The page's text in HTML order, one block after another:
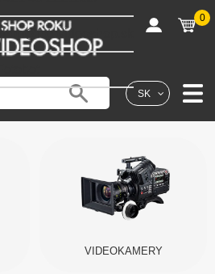
SK
shop@fotovideoshop.sk
0
VIDEOKAMERY